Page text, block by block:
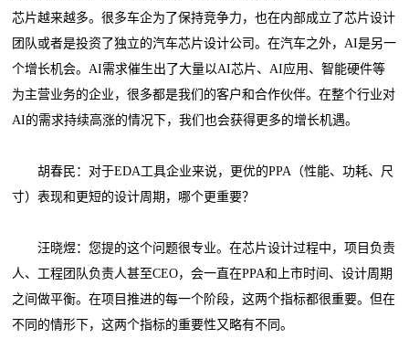
芯片越来越多。很多车企为了保持竞争力，也在内部成立了芯片设计
团队或者是投资了独立的汽车芯片设计公司。在汽车之外，AI是另一
个增长机会。AI需求催生出了大量以AI芯片、AI应用、智能硬件等
为主营业务的企业，很多都是我们的客户和合作伙伴。在整个行业对
AI的需求持续高涨的情况下，我们也会获得更多的增长机遇。
胡春民：对于EDA工具企业来说，更优的PPA（性能、功耗、尺
寸）表现和更短的设计周期，哪个更重要？
汪晓煜：您提的这个问题很专业。在芯片设计过程中，项目负责
人、工程团队负责人甚至CEO，会一直在PPA和上市时间、设计周期
之间做平衡。在项目推进的每一个阶段，这两个指标都很重要。但在
不同的情形下，这两个指标的重要性又略有不同。